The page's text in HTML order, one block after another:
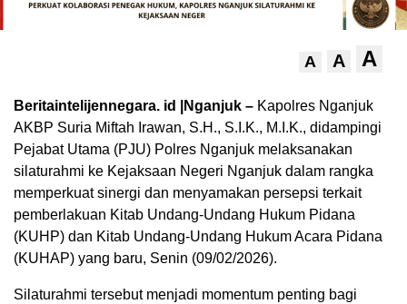
A A A
Beritaintelijennegara. id |Nganjuk – Kapolres Nganjuk
AKBP Suria Miftah Irawan, S.H., S.I.K., M.I.K., didampingi
Pejabat Utama (PJU) Polres Nganjuk melaksanakan
silaturahmi ke Kejaksaan Negeri Nganjuk dalam rangka
memperkuat sinergi dan menyamakan persepsi terkait
pemberlakuan Kitab Undang-Undang Hukum Pidana
(KUHP) dan Kitab Undang-Undang Hukum Acara Pidana
(KUHAP) yang baru, Senin (09/02/2026).
Silaturahmi tersebut menjadi momentum penting bagi